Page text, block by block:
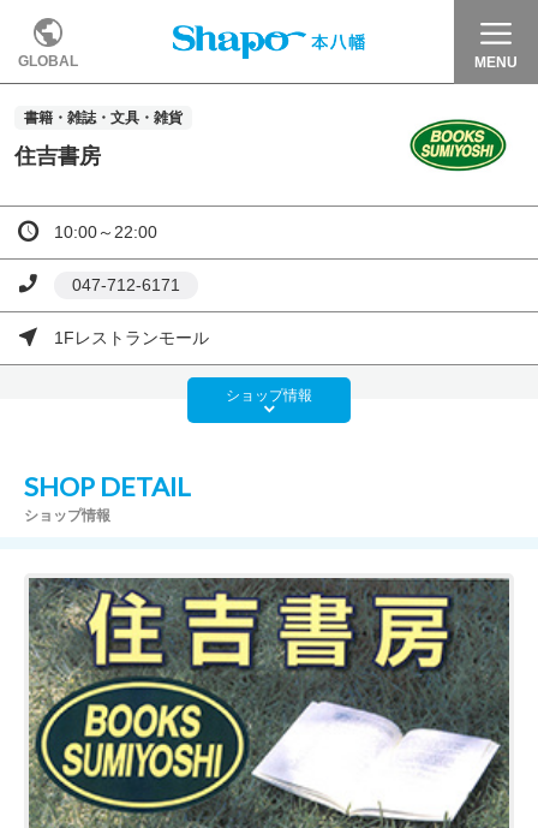
GLOBAL MENU
書籍・雑誌・文具・雑貨
住吉書房
10:00～22:00
047-712-6171
1Fレストランモール
ショップ情報
SHOP DETAIL
ショップ情報